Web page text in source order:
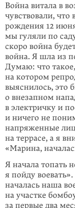
Война витала в
чувствовали, что
рождения 12
мы гуляли по
скоро война
война. Я шла из
Думаю: что
на котором
выяснилось, это
о внезапном
в электричку и
и ничего не
напряженные
на террасе, а я
«Марина,
Я начала топать
я пойду
началась наша
на участке
за первые два